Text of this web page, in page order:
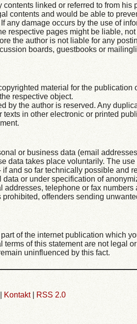
linked or referred to from his
contents and would be able to
any damage occurs by the use of
respective pages might be liable,
the author is not liable for any
boards, guestbooks or
material for the publication
respective object.
by the author is reserved. Any
in other electronic or printed
or business data (email
data takes place voluntarily. The
and so far technically possible and
or under specification of
telephone or fax numbers
offenders sending
of the internet publication which
terms of this statement are not legal
uninfluenced by this fact.
Kontakt| RSS 2.0